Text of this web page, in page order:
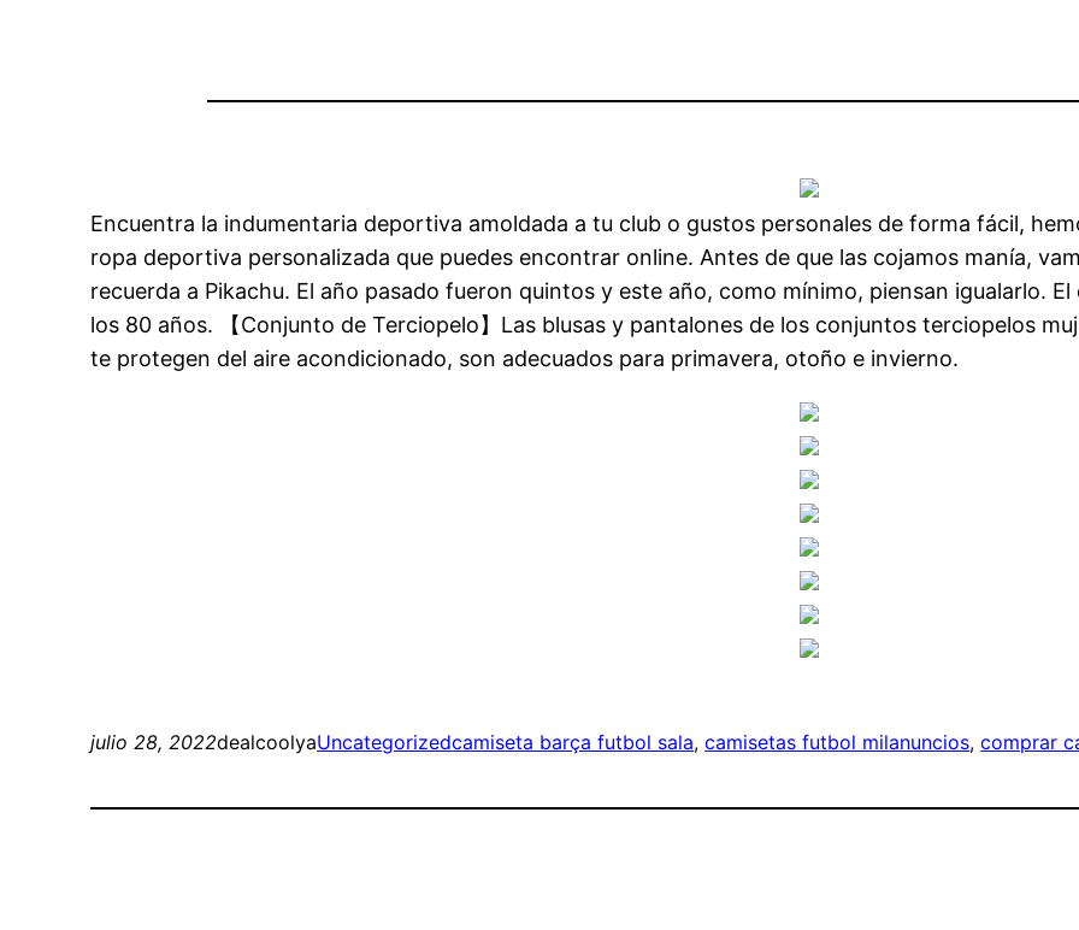
Encuentra la indumentaria deportiva amoldada a tu club o gustos personales de forma fácil,
ropa deportiva personalizada que puedes encontrar online. Antes de que las cojamos manía,
recuerda a Pikachu. El año pasado fueron quintos y este año, como mínimo, piensan igualarlo.
los 80 años. 【Conjunto de Terciopelo】Las blusas y pantalones de los conjuntos terciopelos
te protegen del aire acondicionado, son adecuados para primavera, otoño e invierno.
julio 28, 2022dealcoolyaUncategorizedcamiseta barça futbol sala, camisetas futbol milanuncios, comprar